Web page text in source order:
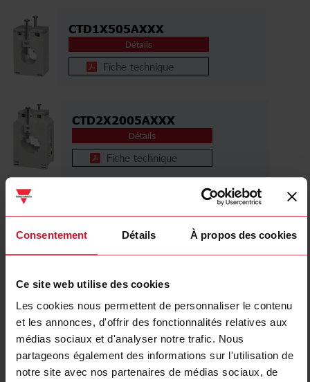
Consentement Détails À propos des cookies
Ce site web utilise des cookies
Les cookies nous permettent de personnaliser le contenu
et les annonces, d'offrir des fonctionnalités relatives aux
médias sociaux et d'analyser notre trafic. Nous
partageons également des informations sur l'utilisation de
notre site avec nos partenaires de médias sociaux, de
CTD1X505AXXX
Détails
Fiche technique
CTD2X2005AXXX
Détails
Fiche technique
CTD2X2505AXXX
CTD3X8005AXXX
Détails
Fiche technique